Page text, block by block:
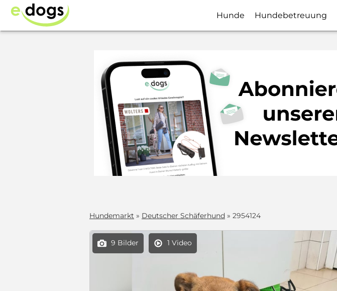
Hunde Hundebetreuung
Hundemarkt » Deutscher Schäferhund » 2954124
 9 Bilder  1 Video